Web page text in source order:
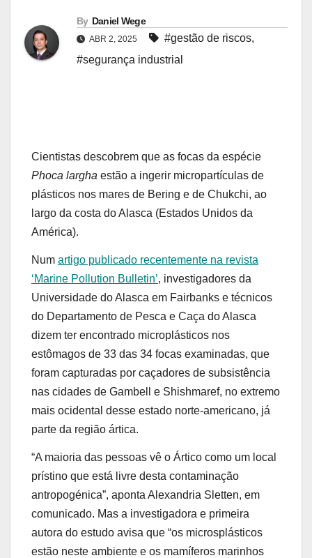
By Daniel Wege
ABR 2, 2025 #gestão de riscos,
#segurança industrial
Cientistas descobrem que as focas da espécie
Phoca largha estão a ingerir micropartículas de
plásticos nos mares de Bering e de Chukchi, ao
largo da costa do Alasca (Estados Unidos da
América).
Num artigo publicado recentemente na revista
‘Marine Pollution Bulletin’, investigadores da
Universidade do Alasca em Fairbanks e técnicos
do Departamento de Pesca e Caça do Alasca
dizem ter encontrado microplásticos nos
estômagos de 33 das 34 focas examinadas, que
foram capturadas por caçadores de subsistência
nas cidades de Gambell e Shishmaref, no extremo
mais ocidental desse estado norte-americano, já
parte da região ártica.
“A maioria das pessoas vê o Ártico como um local
prístino que está livre desta contaminação
antropogénica”, aponta Alexandria Sletten, em
comunicado. Mas a investigadora e primeira
autora do estudo avisa que “os microsplásticos
estão neste ambiente e os mamíferos marinhos